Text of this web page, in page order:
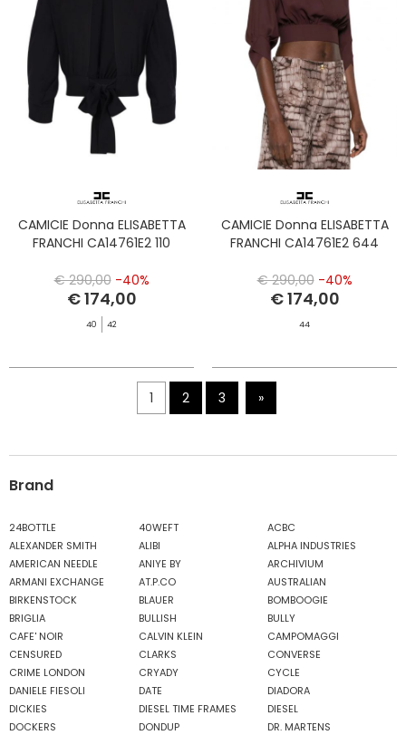
CAMICIE Donna ELISABETTA
FRANCHI CA14761E2 110
€ 290,00 -40%
€ 174,00
40 42
CAMICIE Donna ELISABETTA
FRANCHI CA14761E2 644
€ 290,00 -40%
€ 174,00
44
1 2 3 »
Brand
24BOTTLE 40WEFT
ACBC
ALEXANDER SMITH
ALIBI
ALPHA INDUSTRIES
AMERICAN NEEDLE
ANIYE BY
ARCHIVIUM
ARMANI EXCHANGE
AT.P.CO
AUSTRALIAN
BIRKENSTOCK
BLAUER
BOMBOOGIE
BRIGLIA
BULLISH
BULLY
CAFE' NOIR
CALVIN KLEIN
CAMPOMAGGI
CENSURED
CLARKS
CONVERSE
CRIME LONDON
CRYADY
CYCLE
DANIELE FIESOLI
DATE
DIADORA
DICKIES
DIESEL TIME FRAMES
DIESEL
DOCKERS
DONDUP
DR. MARTENS